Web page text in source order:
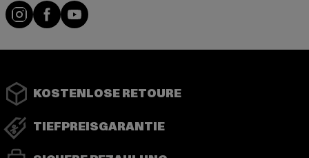
Instagram
FacebookYouTube
KOSTENLOSE RETOURE
TIEFPREISGARANTIE